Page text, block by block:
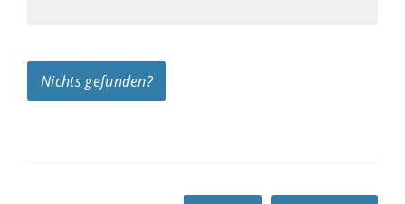
Nichts gefunden?